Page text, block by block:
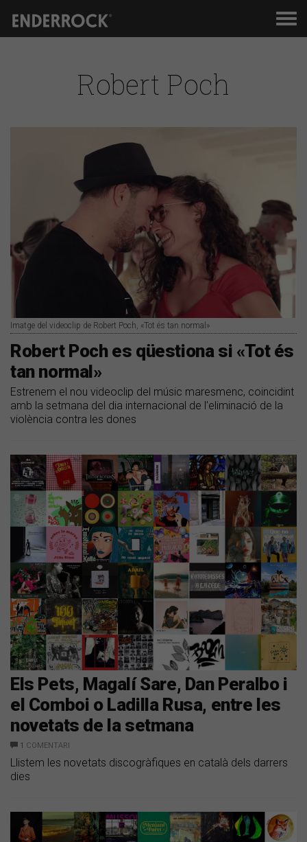
Robert Poch
Imatge del videoclip de Robert Poch, «Tot és tan normal»
Robert Poch es qüestiona si «Tot és
tan normal»
Estrenem el nou videoclip del músic maresmenc, coincidint
amb la setmana del dia internacional de l'eliminació de la
violència contra les dones
Els Pets, Magalí Sare, Dan Peralbo i
el Comboi o Ladilla Rusa, entre les
novetats de la setmana
1 COMENTARI
Llistem les novetats discogràfiques en català dels darrers
dies